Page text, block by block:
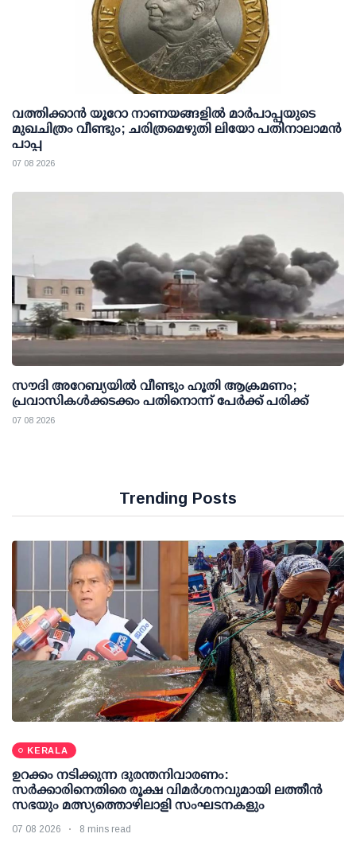
വത്തിക്കാൻ യൂറോ നാണയങ്ങളിൽ മാർപാപ്പയുടെ
മുഖചിത്രം വീണ്ടും; ചരിത്രമെഴുതി ലിയോ പതിനാലാമൻ
പാപ്പ
07 08 2026
സൗദി അറേബ്യയില്‍ വീണ്ടും ഹൂതി ആക്രമണം;
പ്രവാസികള്‍ക്കടക്കം പതിനൊന്ന് പേര്‍ക്ക് പരിക്ക്
07 08 2026
Trending Posts
KERALA
ഉറക്കം നടിക്കുന്ന ദുരന്തനിവാരണം:
സര്‍ക്കാരിനെതിരെ രൂക്ഷ വിമര്‍ശനവുമായി ലത്തീന്‍
സഭയും മത്സ്യത്തൊഴിലാളി സംഘടനകളും
07 08 2026 8 mins read